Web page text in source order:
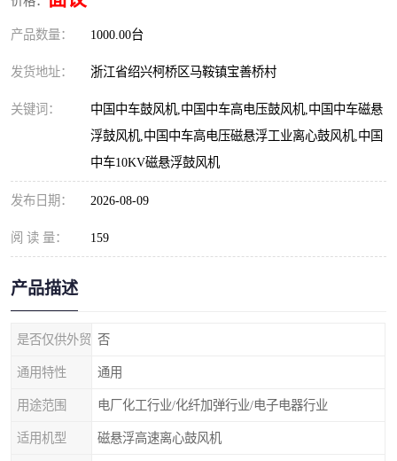
产品数量： 1000.00台
发货地址： 浙江省绍兴柯桥区马鞍镇宝善桥村
关键词：
中国中车鼓风机,中国中车高电压鼓风机,中国中车磁悬
浮鼓风机,中国中车高电压磁悬浮工业离心鼓风机,中国
中车10KV磁悬浮鼓风机
发布日期： 2026-08-09
阅 读 量： 159
产品描述
是否仅供外贸 否
通用特性 通用
用途范围 电厂化工行业/化纤加弹行业/电子电器行业
适用机型 磁悬浮高速离心鼓风机